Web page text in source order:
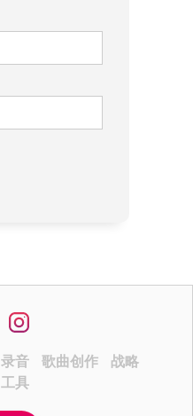
录音 歌曲创作
战略
工具